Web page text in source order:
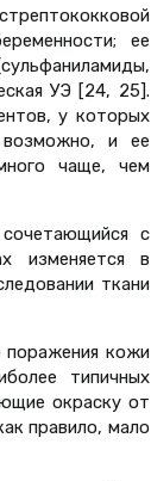
ее
УЭ [24, 25].
у которых
возможно, и ее
чаще, чем
с
изменяется в
ткани
поражения кожи
типичных
окраску от
правило, мало